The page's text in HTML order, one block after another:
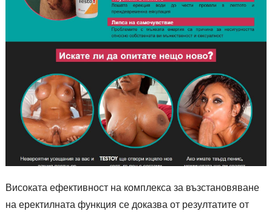
Високата ефективност на комплекса за възстановяване
на еректилната функция се доказва от резултатите от